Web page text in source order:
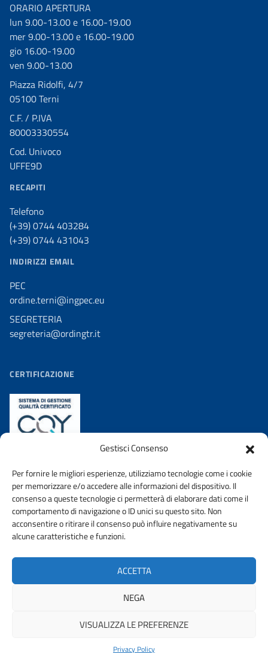
Gestisci Consenso
Per fornire le migliori esperienze, utilizziamo tecnologie come i cookie
per memorizzare e/o accedere alle informazioni del dispositivo. Il
consenso a queste tecnologie ci permetterà di elaborare dati come il
comportamento di navigazione o ID unici su questo sito. Non
acconsentire o ritirare il consenso può influire negativamente su
alcune caratteristiche e funzioni.
ACCETTA
NEGA
VISUALIZZA LE PREFERENZE
Privacy Policy
ORARIO APERTURA
lun 9.00-13.00 e 16.00-19.00
mer 9.00-13.00 e 16.00-19.00
gio 16.00-19.00
ven 9.00-13.00
Piazza Ridolfi, 4/7
05100 Terni
C.F. / P.IVA
80003330554
Cod. Univoco
UFFE9D
RECAPITI
Telefono
(+39) 0744 403284
(+39) 0744 431043
INDIRIZZI EMAIL
PEC
ordine.terni@ingpec.eu
SEGRETERIA
segreteria@ordingtr.it
CERTIFICAZIONE
AMMINISTRAZIONE TRASPARENTE PRIVACY POLICY
WHISTLEBLOWING DICHIARAZIONE DI ACCESSIBIILITA’
© 2026 ORDINE DEGLI INGEGNERI DELLA PROVINCIA DI TERNI |